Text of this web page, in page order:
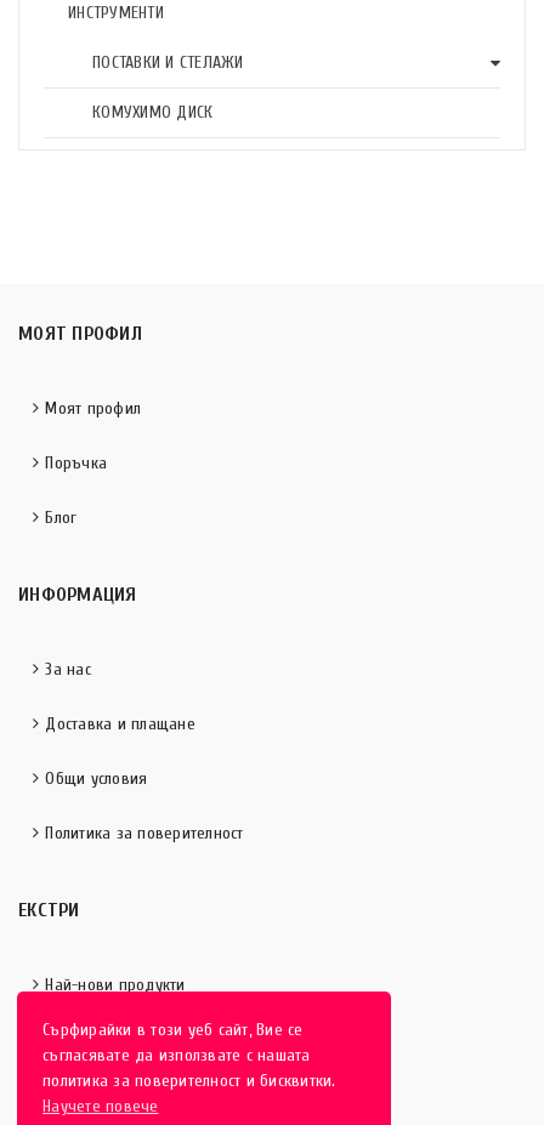
Сърфирайки в този уеб сайт, Вие се
съгласявате да използвате с нашата
политика за поверителност и бисквитки.
Научете повече
ИНСТРУМЕНТИ
ПОСТАВКИ И СТЕЛАЖИ
КОМУХИМО ДИСК
МОЯТ ПРОФИЛ
Моят профил
Поръчка
Блог
ИНФОРМАЦИЯ
За нас
Доставка и плащане
Общи условия
Политика за поверителност
ЕКСТРИ
Най-нови продукти
Отличени продукти